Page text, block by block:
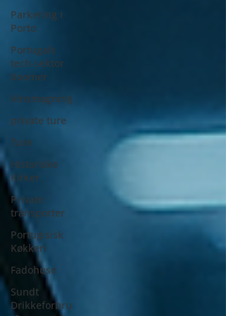
Parkering i
Porto
Portugals
tech-sektor
boomer
Vinsmagning
private ture
Ture
Historiske
Kirker
Private
transporter
Portugisisk
Køkken
Fadohuse
Sundt
Drikkeforbru